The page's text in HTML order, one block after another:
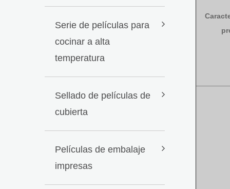
Serie de películas para
cocinar a alta
temperatura
Sellado de películas de
cubierta
Películas de embalaje
impresas